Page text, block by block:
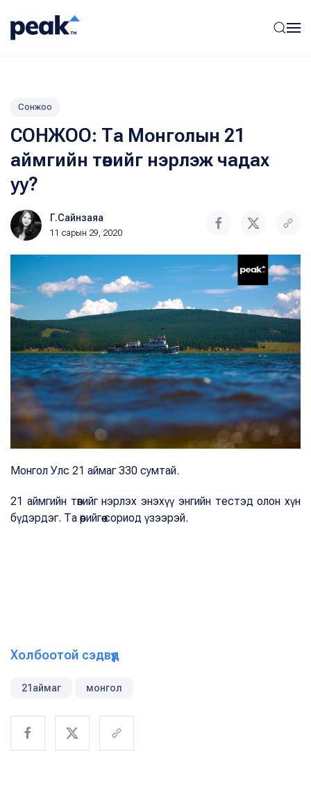
Сонжоо
СОНЖОО: Та Монголын 21
аймгийн төвийг нэрлэж чадах
уу?
Г.Сайнзаяа
11 сарын 29, 2020
Монгол Улс 21 аймаг 330 сумтай.
21 аймгийн төвийг нэрлэх энэхүү энгийн тестэд олон хүн
бүдэрдэг. Та өөрийгөө сориод үзээрэй.
Холбоотой сэдвүүд
21аймаг монгол